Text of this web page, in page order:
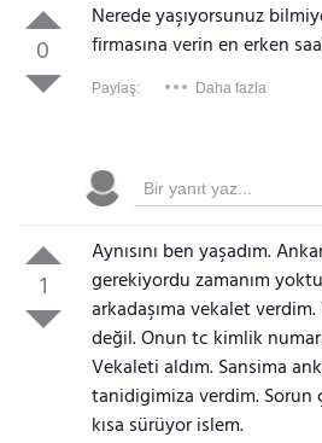
0
Nerede yaşıyorsunuz
firmasına verin en erken
Paylaş: Daha fazla
1
Aynısını ben yaşadım.
gerekiyordu zamanım
arkadaşıma vekalet
değil. Onun tc kimlik
Vekaleti aldım. Sansima
tanidigimiza verdim. Sorun
kısa sürüyor islem.